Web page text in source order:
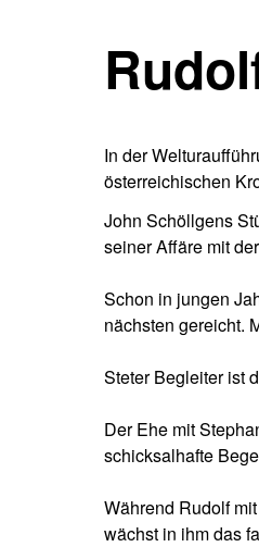
In der
österreichischen
John Schöllgens
seiner Affäre mit
Schon in jungen
nächsten gereicht.
Steter Begleiter ist
Der Ehe mit
schicksalhafte
Während Rudolf
wächst in ihm das